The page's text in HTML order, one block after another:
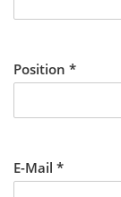
Position *
E-Mail *